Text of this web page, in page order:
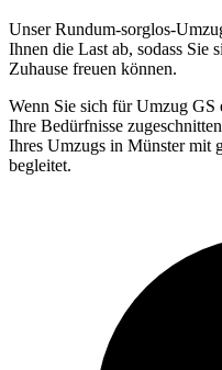
Unser Rundum-sorglos-
Ihnen die Last ab, sodass Sie
Zuhause freuen können.
Wenn Sie sich für Umzug GS
Ihre Bedürfnisse
Ihres Umzugs in Münster mit
begleitet.